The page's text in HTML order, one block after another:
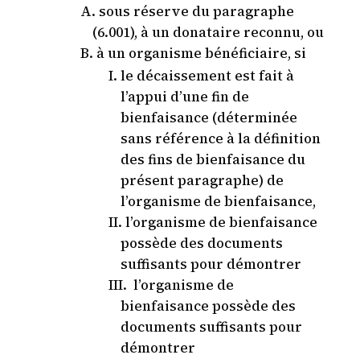
sous réserve du paragraphe
(6.001), à un donataire reconnu, ou
à un organisme bénéficiaire, si
le décaissement est fait à
l’appui d’une fin de
bienfaisance (déterminée
sans référence à la définition
des fins de bienfaisance du
présent paragraphe) de
l’organisme de bienfaisance,
l’organisme de bienfaisance
possède des documents
suffisants pour démontrer
l’organisme de
bienfaisance possède des
documents suffisants pour
démontrer